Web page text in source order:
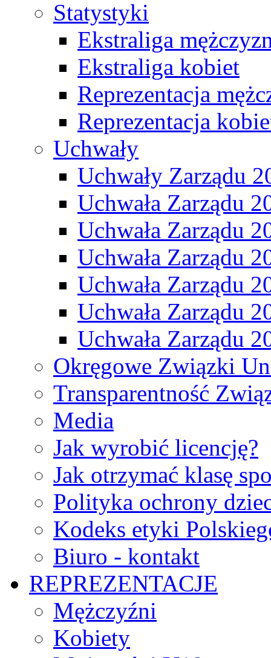
Statystyki
Ekstraliga
Ekstraliga kobiet
Reprezentacja
Reprezentacja
Uchwały
Uchwały Zarządu
Uchwała Zarządu
Uchwała Zarządu
Uchwała Zarządu
Uchwała Zarządu
Uchwała Zarządu
Uchwała Zarządu
Okręgowe Związki
Transparentność
Media
Jak wyrobić licencję?
Jak otrzymać klasę
Polityka ochrony
Kodeks etyki
Biuro - kontakt
REPREZENTACJE
Mężczyźni
Kobiety